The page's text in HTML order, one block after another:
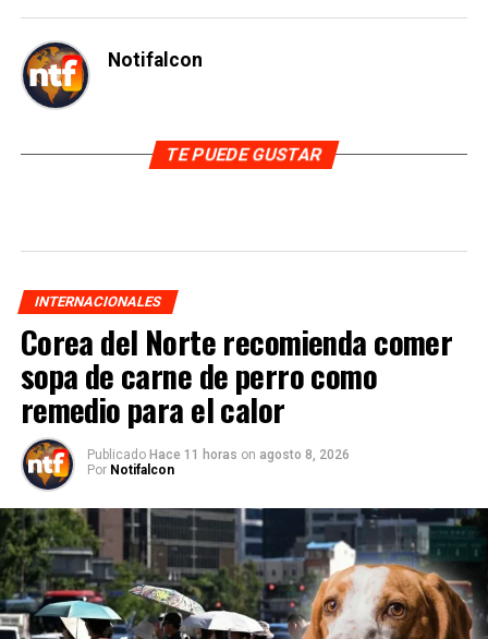
Notifalcon
TE PUEDE GUSTAR
INTERNACIONALES
Corea del Norte recomienda comer
sopa de carne de perro como
remedio para el calor
Publicado Hace 11 horas on agosto 8, 2026
Por Notifalcon